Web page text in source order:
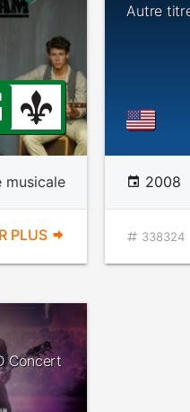
musicale
PLUS
Autre
2008
338324
Concert